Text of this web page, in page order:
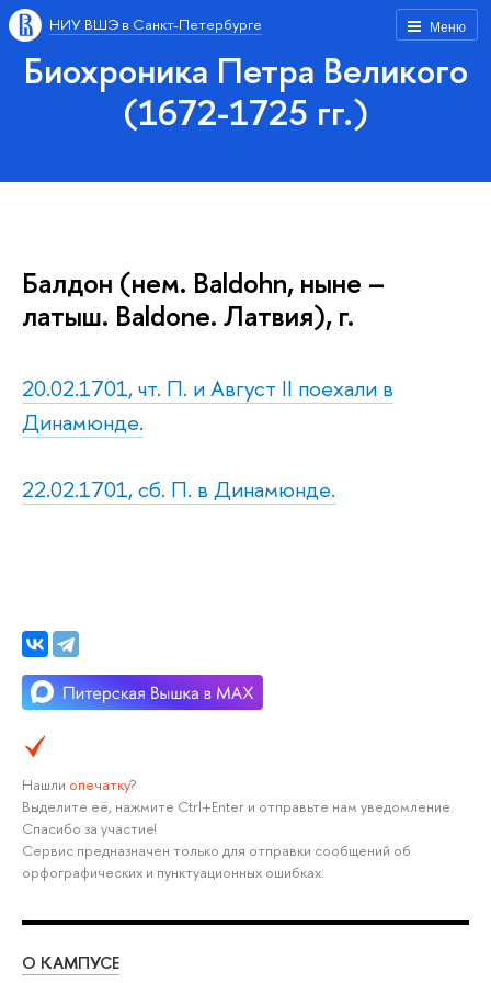
Меню
НИУ ВШЭ в Санкт-Петербурге
Биохроника Петра Великого
(1672-1725 гг.)
Балдон (нем. Baldohn, ныне –
латыш. Baldone. Латвия), г.
20.02.1701, чт. П. и Август II поехали в
Динамюнде.
22.02.1701, сб. П. в Динамюнде.
Нашли опечатку?
Выделите её, нажмите Ctrl+Enter и отправьте нам уведомление.
Спасибо за участие!
Сервис предназначен только для отправки сообщений об
орфографических и пунктуационных ошибках.
О КАМПУСЕ